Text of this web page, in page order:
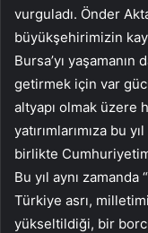
vurguladı. Önder
büyükşehirimizin
Bursa’yı
getirmek için var
altyapı olmak üzere
yatırımlarımıza bu
birlikte
Bu yıl aynı zamanda
Türkiye asrı,
yükseltildiği, bir